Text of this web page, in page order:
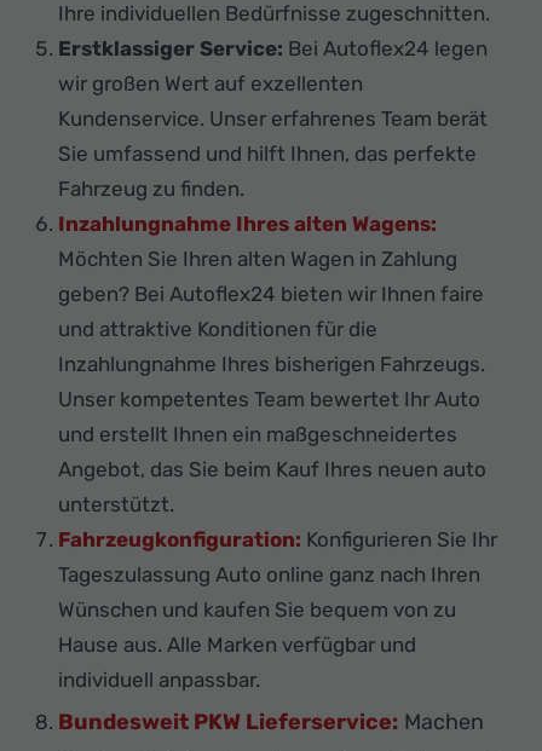
Ihre individuellen Bedürfnisse zugeschnitten.
Erstklassiger Service: Bei Autoflex24 legen
wir großen Wert auf exzellenten
Kundenservice. Unser erfahrenes Team berät
Sie umfassend und hilft Ihnen, das perfekte
Fahrzeug zu finden.
Inzahlungnahme Ihres alten Wagens:
Möchten Sie Ihren alten Wagen in Zahlung
geben? Bei Autoflex24 bieten wir Ihnen faire
und attraktive Konditionen für die
Inzahlungnahme Ihres bisherigen Fahrzeugs.
Unser kompetentes Team bewertet Ihr Auto
und erstellt Ihnen ein maßgeschneidertes
Angebot, das Sie beim Kauf Ihres neuen auto
unterstützt.
Fahrzeugkonfiguration: Konfigurieren Sie Ihr
Tageszulassung Auto online ganz nach Ihren
Wünschen und kaufen Sie bequem von zu
Hause aus. Alle Marken verfügbar und
individuell anpassbar.
Bundesweit PKW Lieferservice: Machen